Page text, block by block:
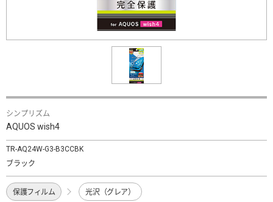
シンプリズム
AQUOS wish4
TR-AQ24W-G3-B3CCBK
ブラック
保護フィルム 光沢（グレア）